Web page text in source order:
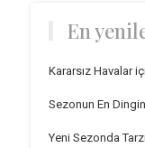
En
Kararsız Havalar
Sezonun En
Yeni Sezonda